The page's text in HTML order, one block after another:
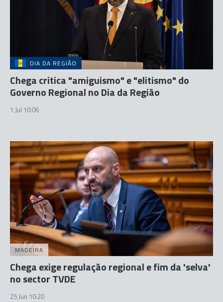
DIA DA REGIÃO
Chega critica "amiguismo" e "elitismo" do
Governo Regional no Dia da Região
1 Jul 10:06
MADEIRA
Chega exige regulação regional e fim da 'selva'
no sector TVDE
25 Jun 10:20